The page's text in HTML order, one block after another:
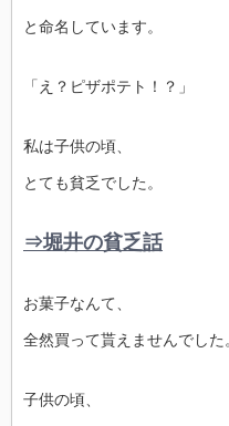
と命名しています。
「え？ピザポテト！？」
私は子供の頃、
とても貧乏でした。
⇒堀井の貧乏話
お菓子なんて、
全然買って貰えませんでした
子供の頃、